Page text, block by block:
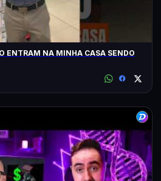
ENTRAM NA MINHA CASA SENDO